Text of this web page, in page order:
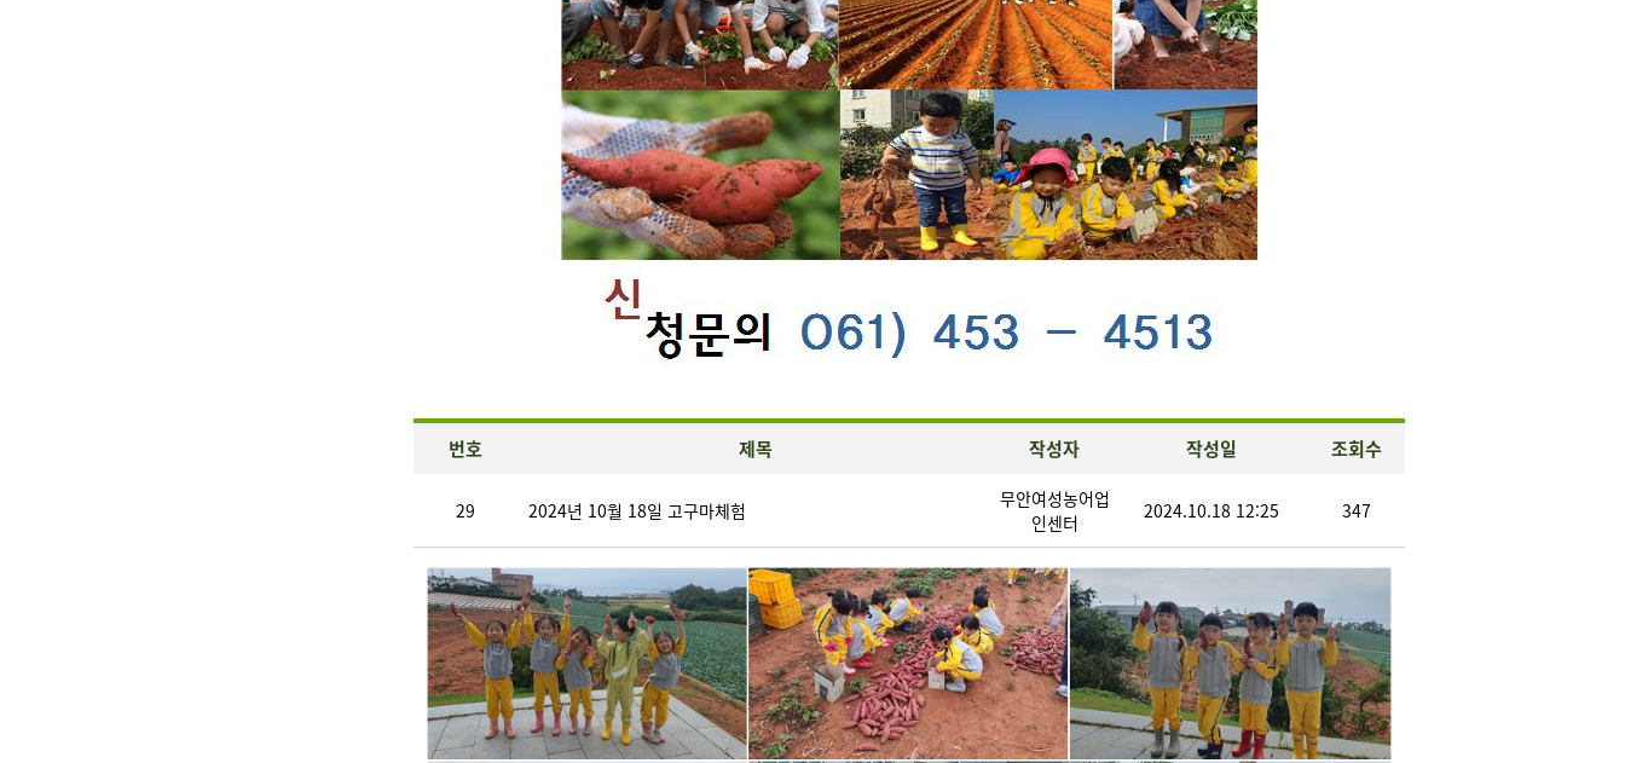
번호 제목 작성자 작성일 조회수
29 2024년 10월 18일 고구마체험
무안여성농어업
인센터
2024.10.18 12:25 347